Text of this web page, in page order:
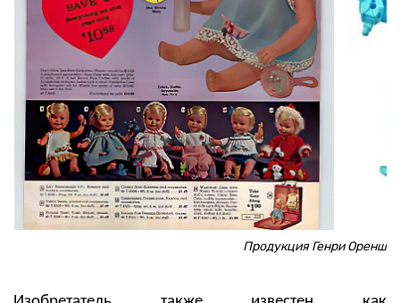
Продукция Генри